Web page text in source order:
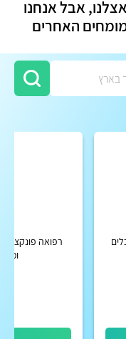
אבל אנחנו
האחרים
רפואה